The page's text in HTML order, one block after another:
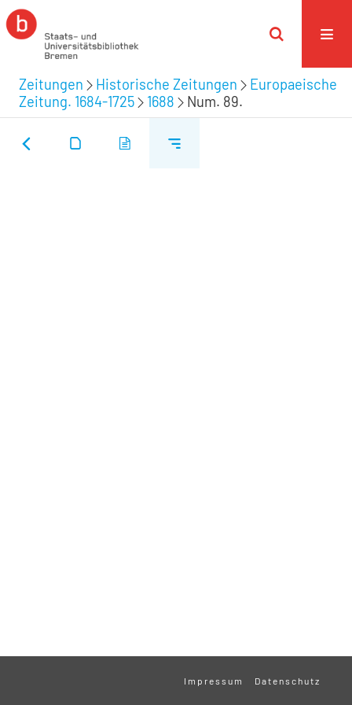
Zeitungen Historische Zeitungen
Europaeische
Zeitung. 1684-1725
1688 Num. 89.
Impressum Datenschutz